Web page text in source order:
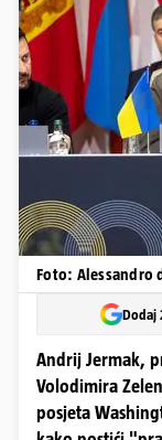
Foto: Alessandro
Dodaj
Andrij Jermak,
Volodimira
posjeta